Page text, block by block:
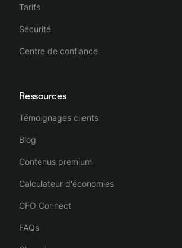
Tarifs
Sécurité
Centre de confiance
Ressources
Témoignages clients
Blog
Contenus premium
Calculateur d'économies
CFO Connect
FAQs